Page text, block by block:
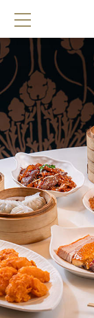
到
主
内
容